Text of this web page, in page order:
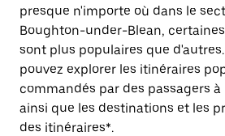
presque n'importe où dans le
Boughton-under-Blean,
sont plus populaires que
pouvez explorer les itinéraires
commandés par des passagers
ainsi que les destinations et les
des itinéraires*.